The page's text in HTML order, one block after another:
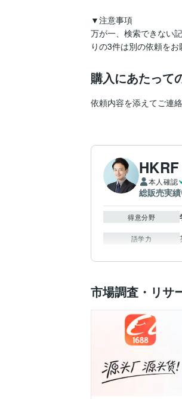
▼注意事項
万が一、検索できない
りの3件は別の依頼を
購入にあたって
依頼内容を添えてご連
HKRF
本人確認
総販売実績
得意分野
語学力
市場調査・リサ